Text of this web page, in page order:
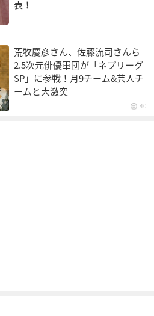
表！
荒牧慶彦さん、佐藤流司さんら
2.5次元俳優軍団が「ネプリーグ
SP」に参戦！月9チーム&芸人チ
ームと大激突
40